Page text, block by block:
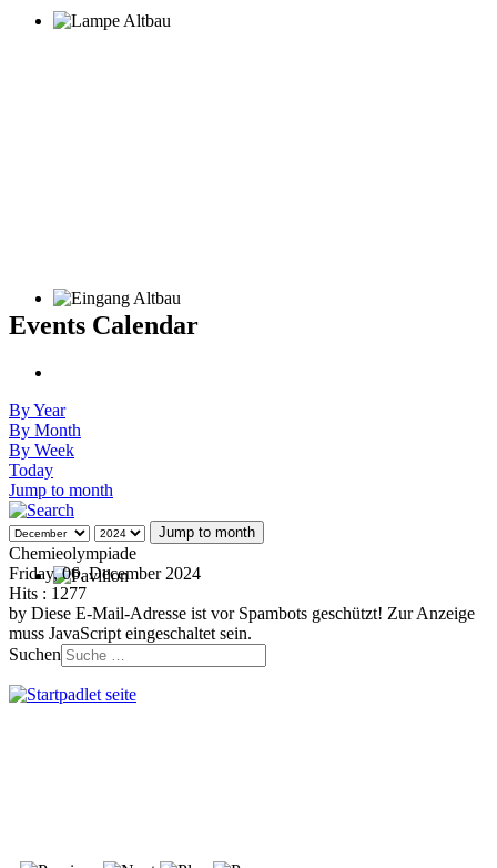
Events Calendar
By Year
By Month
By Week
Today
Jump to month
Jump to month
Chemieolympiade
Friday, 06. December 2024
Hits : 1277
by Diese E-Mail-Adresse ist vor Spambots geschützt! Zur Anzeige
muss JavaScript eingeschaltet sein.
Suchen